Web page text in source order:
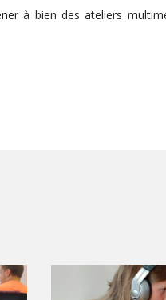
à bien des ateliers